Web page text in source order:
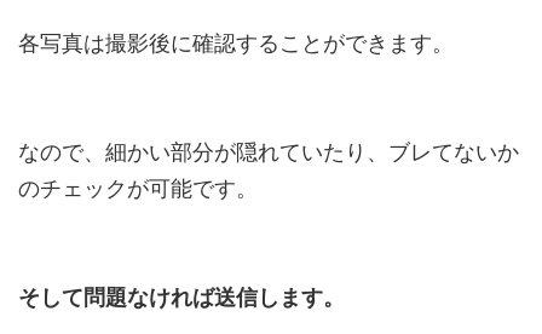
各写真は撮影後に確認することができます。
なので、細かい部分が隠れていたり、ブレてないか
のチェックが可能です。
そして問題なければ送信します。